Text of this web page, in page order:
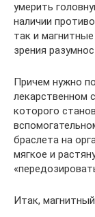
умерить
наличии
так и
зрения
Причем нужно
лекарственном
которого
браслета на
мягкое и
Итак,